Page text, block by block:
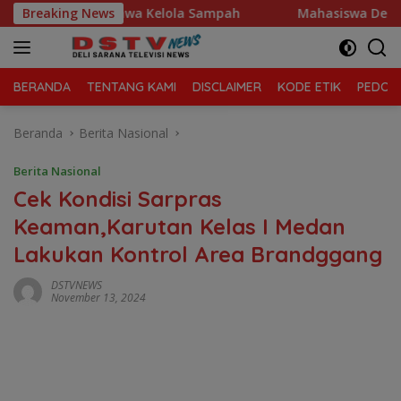
Langsung
ke
konten
Breaking News
Morawa Kelola Sampah Mahasiswa Desak Polda
BERANDA TENTANG KAMI DISCLAIMER KODE ETIK
Beranda Berita Nasional
Berita Nasional
Cek Kondisi Sarpras
Keaman,Karutan Kelas I Medan
Lakukan Kontrol Area Brandggang
DSTVNEWS
November 13, 2024